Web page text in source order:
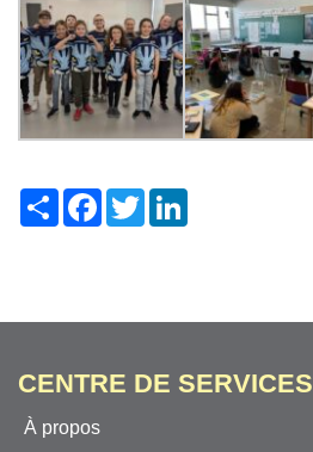
ShareFacebook
Twitter
CENTRE DE SERVICES
À propos